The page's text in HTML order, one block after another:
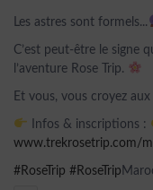
Les astres sont formels...
C’est peut-être le signe
l’aventure Rose Trip.
Et vous, vous croyez aux
Infos & inscriptions :
www.trekrosetrip.com/
#RoseTrip #RoseTrip